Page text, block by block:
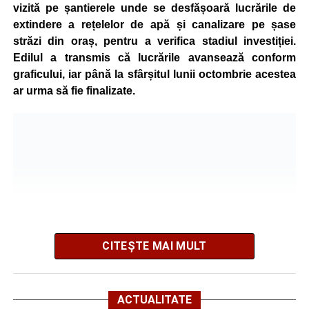
Administrația locală subliniază că decizia are caracter
temporar și este adoptată în contextul actualei situații
energetice din România, în condițiile în care autoritățile
centrale au cerut instituțiilor publice să adopte măsuri
pentru reducerea cheltuielilor și a consumului de energie,
noile setări ale programului de
iluminat:
1848, 1907, 24 Ianuarie, 8 Aprilie, Alunului,
vizită pe șantierele unde se desfășoară lucrările de
extindere a rețelelor de apă și canalizare pe șase
străzi din oraș, pentru a verifica stadiul investiției.
Edilul a transmis că lucrările avansează conform
graficului, iar până la sfârșitul lunii octombrie acestea
ar urma să fie finalizate.
Potrivit informațiilor prezentate de primarul Dorin Nistor,
CITEȘTE MAI MULT
ACTUALITATE